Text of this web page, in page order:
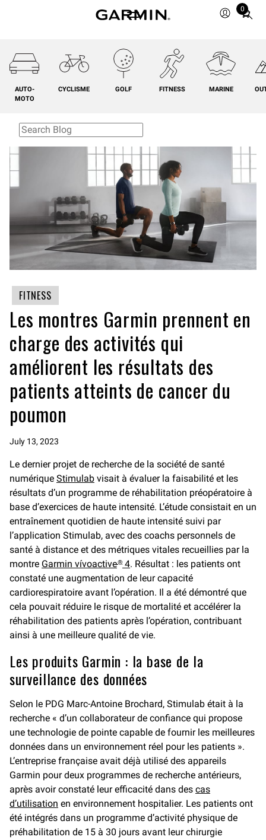
0
Total
AUTO-
MOTO
CYCLISME GOLF FITNESS MARINE
FITNESS
Les montres Garmin prennent en
charge des activités qui
améliorent les résultats des
patients atteints de cancer du
poumon
July 13, 2023
Le dernier projet de recherche de la société de santé
numérique Stimulab visait à évaluer la faisabilité et les
résultats d’un programme de réhabilitation préopératoire à
base d’exercices de haute intensité. L’étude consistait en un
entraînement quotidien de haute intensité suivi par
l’application Stimulab, avec des coachs personnels de
santé à distance et des métriques vitales recueillies par la
montre Garmin vívoactive® 4. Résultat : les patients ont
constaté une augmentation de leur capacité
cardiorespiratoire avant l’opération. Il a été démontré que
cela pouvait réduire le risque de mortalité et accélérer la
réhabilitation des patients après l’opération, contribuant
ainsi à une meilleure qualité de vie.
Les produits Garmin : la base de la
surveillance des données
Selon le PDG Marc-Antoine Brochard, Stimulab était à la
recherche « d’un collaborateur de confiance qui propose
une technologie de pointe capable de fournir les meilleures
données dans un environnement réel pour les patients ».
L’entreprise française avait déjà utilisé des appareils
Garmin pour deux programmes de recherche antérieurs,
après avoir constaté leur efficacité dans des cas
d’utilisation en environnement hospitalier. Les patients ont
été intégrés dans un programme d’activité physique de
préhabilitation de 15 à 30 jours avant leur chirurgie